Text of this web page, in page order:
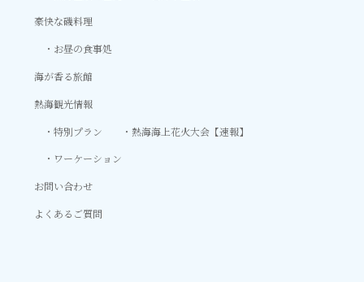
豪快な磯料理
お昼の食事処
海が香る旅館
熱海観光情報
特別プラン
熱海海上花火大会【速報】
ワーケーション
お問い合わせ
よくあるご質問